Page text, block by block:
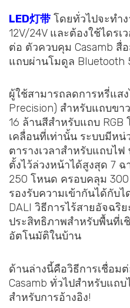
LED灯带 โดยทั่วไปจะทำ
12V/24V และต้องใช้ไดรเ
ต่อ ตัวควบคุม Casamb สื่
แถบผ่านโมดูล Bluetooth
ผู้ใช้สามารถลดการหรี่แส
Precision) สำหรับแถบข
16 ล้านสีสำหรับแถบ
เคลื่อนที่เท่านั้น ระบบมีห
ตารางเวลาสำหรับแถบไ
ตั้งไว้ล่วงหน้าได้สูงสุด 7 ฉ
250 โหนด ครอบคลุม
รองรับความเข้ากันได้กับไ
DALI วิธีการไร้สายอัจฉ
ประสิทธิภาพสำหรับพื้นที่เ
อัตโนมัติในบ้าน
ด้านล่างนี้คือวิธีการเชื่อม
Casamb ทั่วไปสำหรับแถ
สำหรับการอ้างอิง!